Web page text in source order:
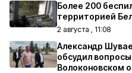
Более 200
территорией
2 августа , 11:08
Александр
обсудил
Волоконовском